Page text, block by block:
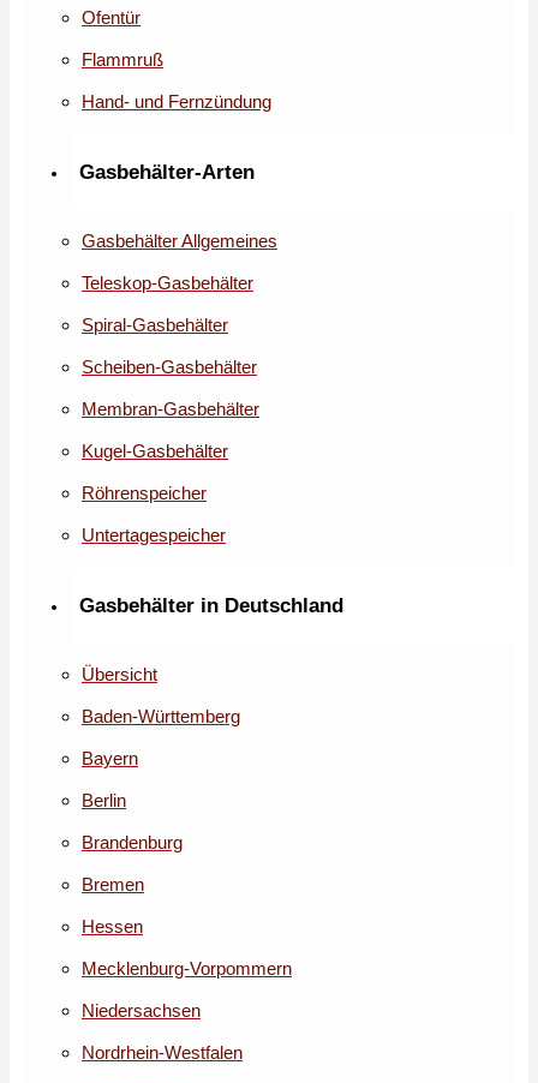
Ofentür
Flammruß
Hand- und Fernzündung
Gasbehälter-Arten
Gasbehälter Allgemeines
Teleskop-Gasbehälter
Spiral-Gasbehälter
Scheiben-Gasbehälter
Membran-Gasbehälter
Kugel-Gasbehälter
Röhrenspeicher
Untertagespeicher
Gasbehälter in Deutschland
Übersicht
Baden-Württemberg
Bayern
Berlin
Brandenburg
Bremen
Hessen
Mecklenburg-Vorpommern
Niedersachsen
Nordrhein-Westfalen